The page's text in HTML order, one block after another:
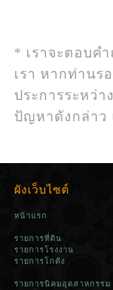
* เราจะตอบค
เรา หากท่านร
ประการระหว่
ปัญหาดังกล่าว
ผังเว็บไซต์
หน้าแรก
รายการที่ดิน
รายการโรงงาน
รายการโกดัง
รายการนิคมอุตสาหกรรม